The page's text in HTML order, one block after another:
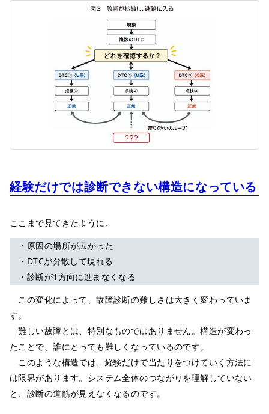
経験だけでは診断できない構造になっている
ここまで見てきたように、
・原因の場所が広がった
・DTCが分散して現れる
・診断が1方向に進まなくなる
この変化によって、故障診断の難しさは大きく変わっていま
す。
難しい故障とは、特別なものではありません。構造が変わっ
たことで、誰にとっても難しくなっているのです。
このような構造では、経験だけで当たりをつけていく方法に
は限界があります。システム全体のつながりを理解していない
と、診断の道筋が見えなくなるのです。